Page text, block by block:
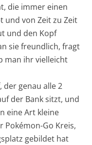
die immer einen
und von Zeit zu Zeit
und den Kopf
sie freundlich, fragt
man ihr vielleicht
der genau alle 2
der Bank sitzt, und
eine Art kleine
Pokémon-Go Kreis,
gebildet hat